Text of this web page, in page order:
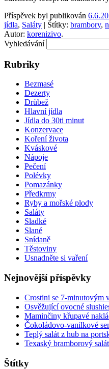
Příspěvek byl publikován
jídla, Saláty | Štítky: brambory,
Autor: korenizivo.
Vyhledávání
Rubriky
Bezmasé
Dezerty
Drůbež
Hlavní jídla
Jídla do 30ti minut
Konzervace
Koření života
Kváskové
Nápoje
Pečení
Polévky
Pomazánky
Předkrmy
Ryby a mořské plody
Saláty
Sladké
Slané
Snídaně
Těstoviny
Usnadněte si vaření
Nejnovější příspěvky
Crostini se 7-minutovým
Osvěžující ovocné
Maminčiny křupavé
Čokoládovo-vanilkové
Teplý salát z hub na
Texaský bramborový
Štítky